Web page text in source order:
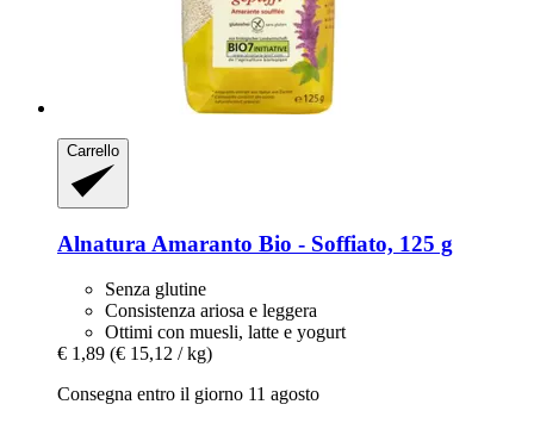
Carrello
Alnatura Amaranto Bio -​ Soffiato, 125 g
Senza glutine
Consistenza ariosa e leggera
Ottimi con muesli, latte e yogurt
€ 1,89 (€ 15,12 / kg)
Consegna entro il giorno 11 agosto